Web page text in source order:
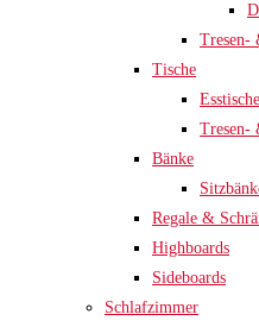
Tresen-
Tische
Esstische
Tresen-
Bänke
Regale &
Highboards
Sideboards
Schlafzimmer